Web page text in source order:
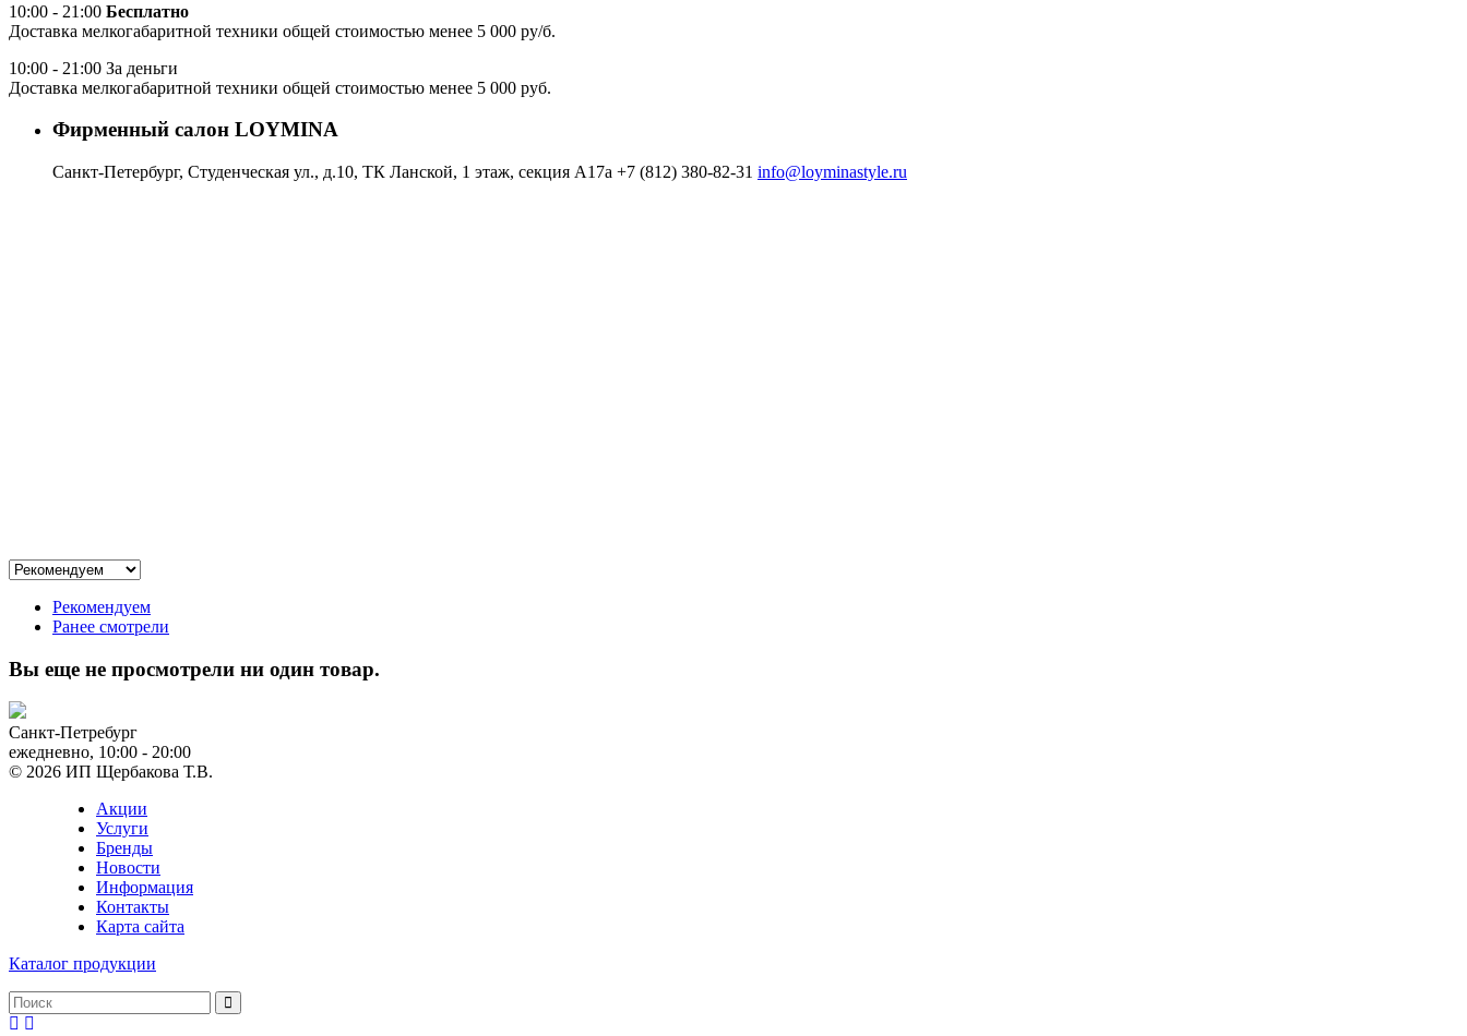
10:00 - 21:00 Бесплатно
Доставка мелкогабаритной техники общей стоимостью менее 5 000 ру/б.
10:00 - 21:00 За деньги
Доставка мелкогабаритной техники общей стоимостью менее 5 000 руб.
Фирменный салон LOYMINA
Санкт-Петербург, Студенческая ул., д.10, ТК Ланской, 1 этаж, секция А17а +7 (812) 380-82-31 info@loyminastyle.ru
Рекомендуем
Ранее смотрели
Вы еще не просмотрели ни один товар.
Санкт-Петребург
ежедневно, 10:00 - 20:00
© 2026 ИП Щербакова Т.В.
Акции
Услуги
Бренды
Новости
Информация
Контакты
Карта сайта
Каталог продукции